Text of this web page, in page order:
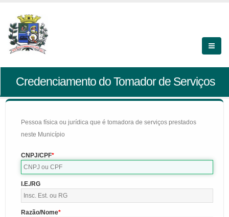
Credenciamento do Tomador de Serviços
Pessoa física ou jurídica que é tomadora de serviços prestados
neste Município
CNPJ/CPF
I.E./RG
Razão/Nome